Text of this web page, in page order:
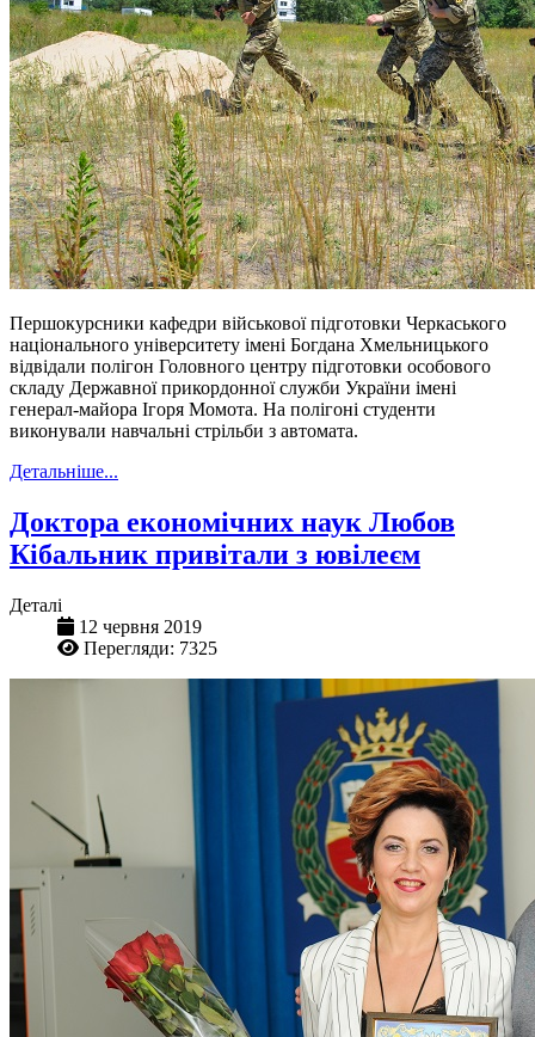
Першокурсники кафедри військової підготовки Черкаського
національного університету імені Богдана Хмельницького
відвідали полігон Головного центру підготовки особового
складу Державної прикордонної служби України імені
генерал-майора Ігоря Момота. На полігоні студенти
виконували навчальні стрільби з автомата.
Детальніше...
Доктора економічних наук Любов
Кібальник привітали з ювілеєм
Деталі
12 червня 2019
Перегляди: 7325